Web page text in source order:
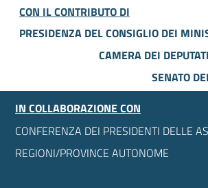
CON IL CONTRIBUTO DI
PRESIDENZA DEL CONSIGLIO DEI
CAMERA DEI DEPUTATI
SENATO
IN COLLABORAZIONE CON
CONFERENZA DEI PRESIDENTI DELLE
REGIONI/PROVINCE AUTONOME